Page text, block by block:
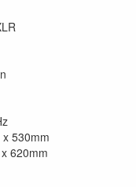
530mm
620mm